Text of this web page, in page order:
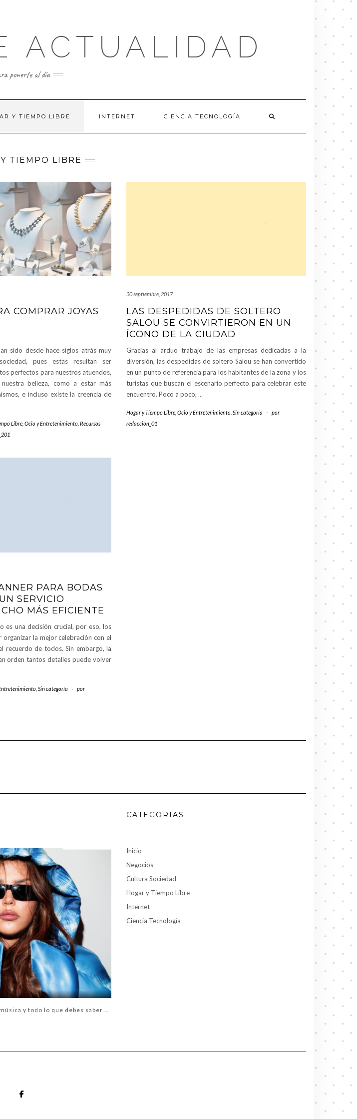
ACTUALIDAD
ponerte al día
Y TIEMPO LIBRE INTERNET CIENCIA TECNOLOGÍA
TIEMPO LIBRE
COMPRAR JOYAS
sido desde hace siglos atrás muy
pues estas resultan ser
perfectos para nuestros atuendos,
belleza, como a estar más
e incluso existe la creencia de
Libre Ocio y Entretenimiento Recursos
30 septiembre, 2017
LAS DESPEDIDAS DE SOLTERO
SALOU SE CONVIRTIERON EN UN
ÍCONO DE LA CIUDAD
Gracias al arduo trabajo de las empresas dedicadas a la
diversión, las despedidas de soltero Salou se han convertido
en un punto de referencia para los habitantes de la zona y los
turistas que buscan el escenario perfecto para celebrar este
encuentro. Poco a poco, …
Hogar y Tiempo Libre Ocio y Entretenimiento Sin categoría -
por
redaccion_01
PARA BODAS
SERVICIO
MÁS EFICIENTE
es una decisión crucial, por eso, los
organizar la mejor celebración con el
recuerdo de todos. Sin embargo, la
orden tantos detalles puede volver
Sin categoría -
por
CATEGORIAS
Inicio
Negocios
Cultura Sociedad
Hogar y Tiempo Libre
Internet
Ciencia Tecnología